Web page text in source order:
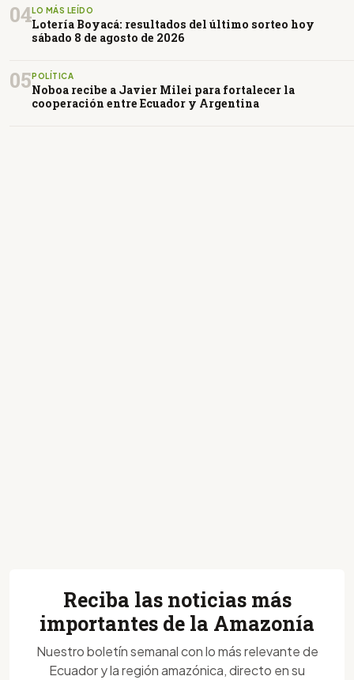
04LO MÁS LEÍDO
Lotería Boyacá: resultados del último sorteo hoy
sábado 8 de agosto de 2026
05 POLÍTICA
Noboa recibe a Javier Milei para fortalecer la
cooperación entre Ecuador y Argentina
Reciba las noticias más
importantes de la Amazonía
Nuestro boletín semanal con lo más relevante de
Ecuador y la región amazónica, directo en su